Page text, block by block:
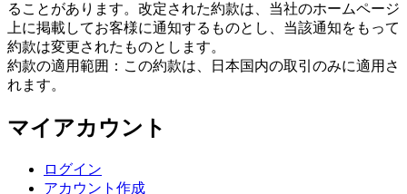
ることがあります。改定された約款は、当社のホームページ
上に掲載してお客様に通知するものとし、当該通知をもって
約款は変更されたものとします。
約款の適用範囲：この約款は、日本国内の取引のみに適用さ
れます。
マイアカウント
ログイン
アカウント作成